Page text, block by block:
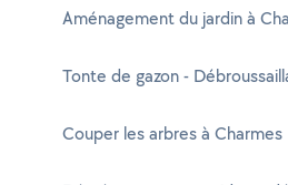
Aménagement du jardin à
Tonte de gazon -
Couper les arbres à Charmes